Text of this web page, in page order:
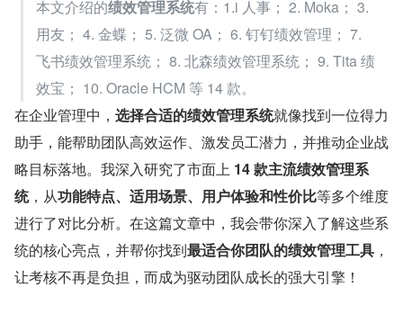
本文介绍的绩效管理系统有：1.i 人事； 2. Moka； 3.
用友； 4. 金蝶； 5. 泛微 OA； 6. 钉钉绩效管理； 7.
飞书绩效管理系统； 8. 北森绩效管理系统； 9. Tita 绩
效宝； 10. Oracle HCM 等 14 款。
在企业管理中， 选择合适的绩效管理系统就像找到一位得力
助手，能帮助团队高效运作、激发员工潜力，并推动企业战
略目标落地。我深入研究了市面上 14 款主流绩效管理系
统，从功能特点、适用场景、用户体验和性价比等多个维度
进行了对比分析。在这篇文章中，我会带你深入了解这些系
统的核心亮点，并帮你找到最适合你团队的绩效管理工具 ，
让考核不再是负担，而成为驱动团队成长的强大引擎！